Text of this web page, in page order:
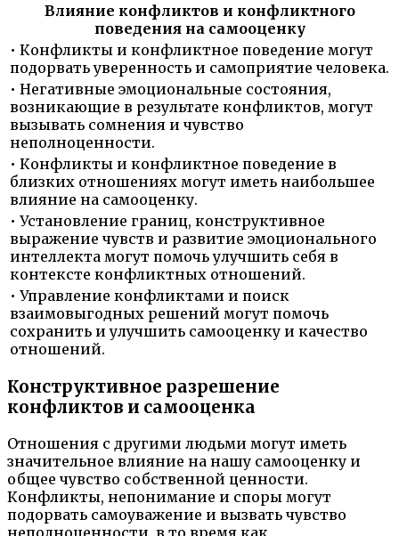
Влияние конфликтов и конфликтного
поведения на самооценку
• Конфликты и конфликтное поведение могут
подорвать уверенность и самоприятие человека.
• Негативные эмоциональные состояния,
возникающие в результате конфликтов, могут
вызывать сомнения и чувство
неполноценности.
• Конфликты и конфликтное поведение в
близких отношениях могут иметь наибольшее
влияние на самооценку.
• Установление границ, конструктивное
выражение чувств и развитие эмоционального
интеллекта могут помочь улучшить себя в
контексте конфликтных отношений.
• Управление конфликтами и поиск
взаимовыгодных решений могут помочь
сохранить и улучшить самооценку и качество
отношений.
Конструктивное разрешение
конфликтов и самооценка
Отношения с другими людьми могут иметь
значительное влияние на нашу самооценку и
общее чувство собственной ценности.
Конфликты, непонимание и споры могут
подорвать самоуважение и вызвать чувство